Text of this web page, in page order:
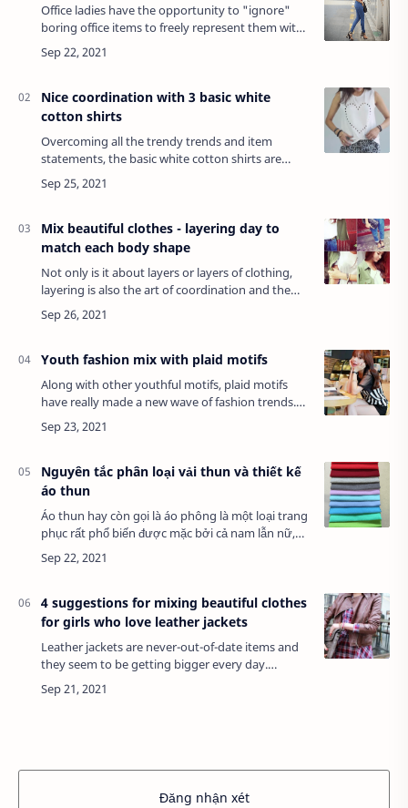
Office ladies have the opportunity to "ignore"
boring office items to freely represent them with
cool and fashionable dresses. In it, there must be
a 2-wire shirt and a tanktop - 2…
Nice coordination with 3 basic white
cotton shirts
Overcoming all the trendy trends and item
statements, the basic white cotton shirts are
always at the top of the items with the most
flexible mix & match capabilities.Already a…
Mix beautiful clothes - layering day to
match each body shape
Not only is it about layers or layers of clothing,
layering is also the art of coordination and the
creativity of each person. If you know the
application is flexible, this mix can…
Youth fashion mix with plaid motifs
Along with other youthful motifs, plaid motifs
have really made a new wave of fashion trends.
But as soon as it reached the peak of popularity,
striped outfits began to appear with…
Nguyên tắc phân loại vải thun và thiết kế
áo thun
Áo thun hay còn gọi là áo phông là một loại trang
phục rất phổ biến được mặc bởi cả nam lẫn nữ,
tiếng anh của áo thun là T – shirt tức là loại áo có
hình chữ T, đây là cách gọi the…
4 suggestions for mixing beautiful clothes
for girls who love leather jackets
Leather jackets are never-out-of-date items and
they seem to be getting bigger every day.
Fashion season this year, fashion forums have
seen a comeback of leather jackets of all sh…
Đăng nhận xét